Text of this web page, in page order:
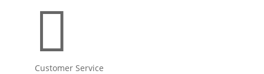

Customer Service